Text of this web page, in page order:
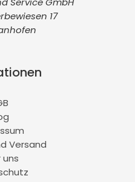
17
Versand
uns